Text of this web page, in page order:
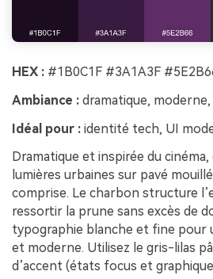
HEX : #1B0C1F #3A1A3F
Ambiance : dramatique,
Idéal pour : identité tech, UI
Dramatique et inspirée du
lumières urbaines sur pavé
comprise. Le charbon structure
ressortir la prune sans excès de
typographie blanche et fine pour
et moderne. Utilisez le gris-lilas
d’accent (états focus et